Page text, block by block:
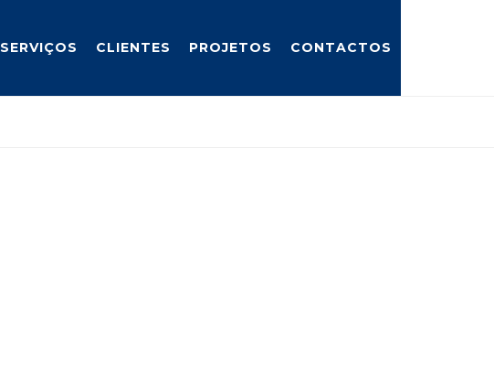
SERVIÇOS CLIENTES PROJETOS CONTACTOS